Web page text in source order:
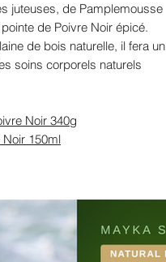
juteuses, de Pamplemousse
de Poivre Noir épicé.
de bois naturelle, il fera un
soins corporels naturels
Noir 340g
150ml